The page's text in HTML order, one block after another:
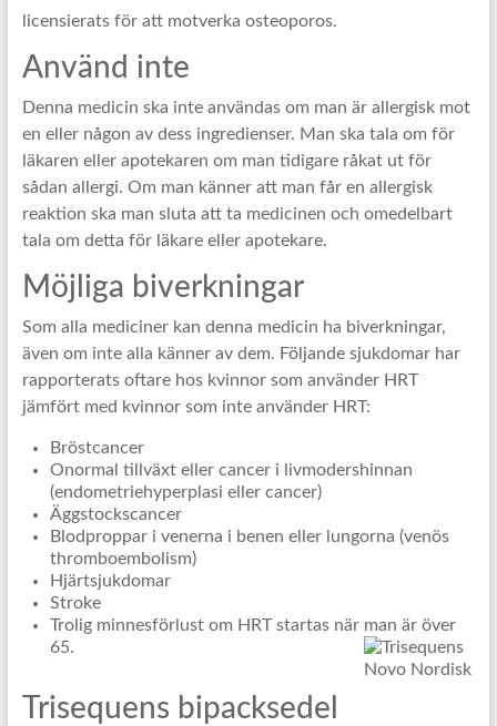
licensierats för att motverka osteoporos.
Använd inte
Denna medicin ska inte användas om man är allergisk mot
en eller någon av dess ingredienser. Man ska tala om för
läkaren eller apotekaren om man tidigare råkat ut för
sådan allergi. Om man känner att man får en allergisk
reaktion ska man sluta att ta medicinen och omedelbart
tala om detta för läkare eller apotekare.
Möjliga biverkningar
Som alla mediciner kan denna medicin ha biverkningar,
även om inte alla känner av dem. Följande sjukdomar har
rapporterats oftare hos kvinnor som använder HRT
jämfört med kvinnor som inte använder HRT:
Bröstcancer
Onormal tillväxt eller cancer i livmodershinnan
(endometriehyperplasi eller cancer)
Äggstockscancer
Blodproppar i venerna i benen eller lungorna (venös
thromboembolism)
Hjärtsjukdomar
Stroke
Trolig minnesförlust om HRT startas när man är över
65.
Trisequens bipacksedel